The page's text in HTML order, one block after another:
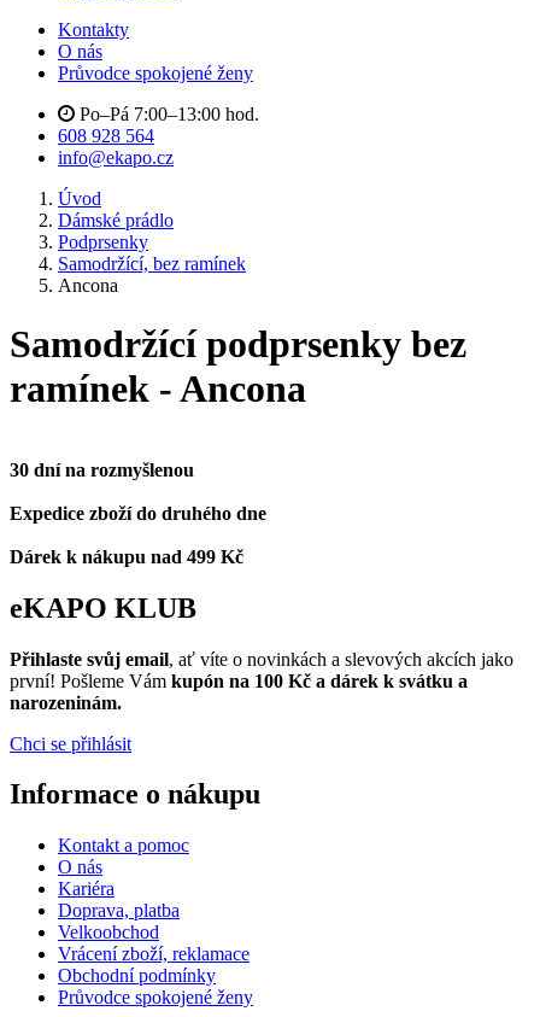
Kontakty
O nás
Průvodce spokojené ženy
Po–Pá 7:00–13:00 hod.
608 928 564
info@ekapo.cz
Úvod
Dámské prádlo
Podprsenky
Samodržící, bez ramínek
Ancona
Samodržící podprsenky bez
ramínek - Ancona
30 dní na rozmyšlenou
Expedice zboží do druhého dne
Dárek k nákupu nad 499 Kč
eKAPO KLUB
Přihlaste svůj email, ať víte o novinkách a slevových akcích jako
první! Pošleme Vám kupón na 100 Kč a dárek k svátku a
narozeninám.
Chci se přihlásit
Informace o nákupu
Kontakt a pomoc
O nás
Kariéra
Doprava, platba
Velkoobchod
Vrácení zboží, reklamace
Obchodní podmínky
Průvodce spokojené ženy